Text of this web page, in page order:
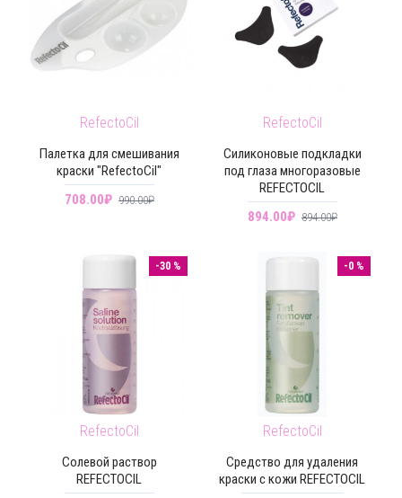
RefectoCil
Палетка для смешивания
краски "RefectoCil"
708.00₽ 990.00₽
RefectoCil
Силиконовые подкладки
под глаза многоразовые
REFECTOCIL
894.00₽ 894.00₽
-30 %
RefectoCil
Солевой раствор
REFECTOCIL
-0 %
RefectoCil
Средство для удаления
краски с кожи REFECTOCIL